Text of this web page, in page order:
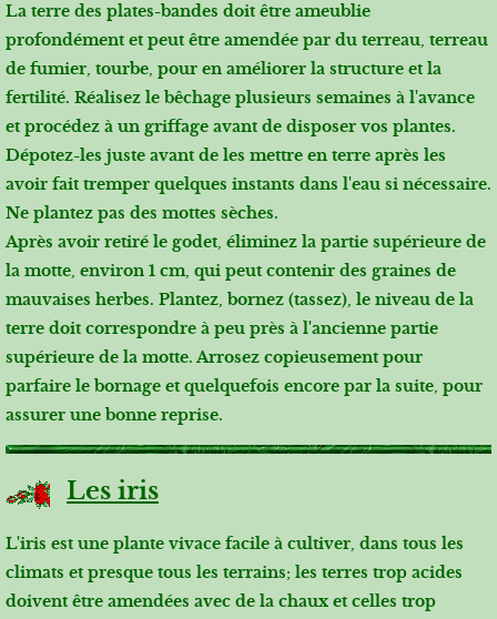
La terre des plates-bandes doit être ameublie
profondément et peut être amendée par du terreau, terreau
de fumier, tourbe, pour en améliorer la structure et la
fertilité. Réalisez le bêchage plusieurs semaines à l'avance
et procédez à un griffage avant de disposer vos plantes.
Dépotez-les juste avant de les mettre en terre après les
avoir fait tremper quelques instants dans l'eau si nécessaire.
Ne plantez pas des mottes sèches.
Après avoir retiré le godet, éliminez la partie supérieure de
la motte, environ 1 cm, qui peut contenir des graines de
mauvaises herbes. Plantez, bornez (tassez), le niveau de la
terre doit correspondre à peu près à l'ancienne partie
supérieure de la motte. Arrosez copieusement pour
parfaire le bornage et quelquefois encore par la suite, pour
assurer une bonne reprise.
Les iris
L'iris est une plante vivace facile à cultiver, dans tous les
climats et presque tous les terrains; les terres trop acides
doivent être amendées avec de la chaux et celles trop